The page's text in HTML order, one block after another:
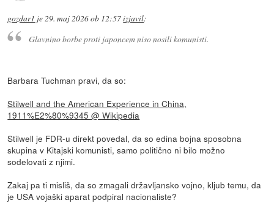
gozdar1 je29. maj 2026 ob 12:57izjavil:
Glavnino borbe proti japoncem niso nosili komunisti.
Barbara Tuchman pravi, da so:
Stilwell and the American Experience in China,
1911%E2%80%9345 @ Wikipedia
Stilwell je FDR-u direkt povedal, da so edina bojna sposobna
skupina v Kitajski komunisti, samo politično ni bilo možno
sodelovati z njimi.
Zakaj pa ti misliš, da so zmagali državljansko vojno, kljub temu, da
je USA vojaški aparat podpiral nacionaliste?